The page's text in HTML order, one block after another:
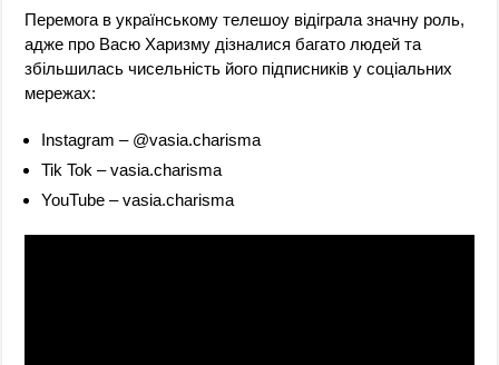
Перемога в українському телешоу відіграла значну роль,
адже про Васю Харизму дізналися багато людей та
збільшилась чисельність його підписників у соціальних
мережах:
Instagram – @vasia.charisma
Tik Tok – vasia.charisma
YouTube – vasia.charisma